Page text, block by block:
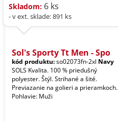
Skladom: 6 ks
- v ext. sklade: 891 ks
Sol's Sporty Tt Men - Spo
kód produktu:so02073fn-2xl Navy
SOLS Kvalita. 100 % priedušný
polyester. Štýl. Strihané a šité.
Previazanie na golieri a prieramkoch.
Pohlavie: Muži